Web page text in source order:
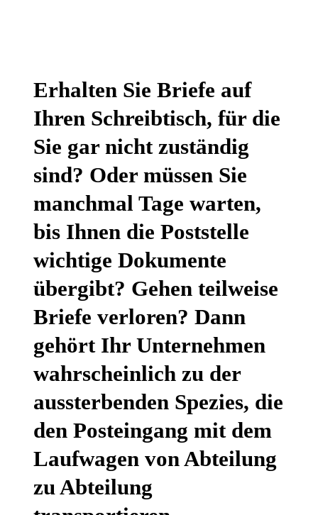
Erhalten Sie Briefe auf
Ihren Schreibtisch, für die
Sie gar nicht zuständig
sind? Oder müssen Sie
manchmal Tage warten,
bis Ihnen die Poststelle
wichtige Dokumente
übergibt? Gehen teilweise
Briefe verloren? Dann
gehört Ihr Unternehmen
wahrscheinlich zu der
aussterbenden Spezies, die
den Posteingang mit dem
Laufwagen von Abteilung
zu Abteilung